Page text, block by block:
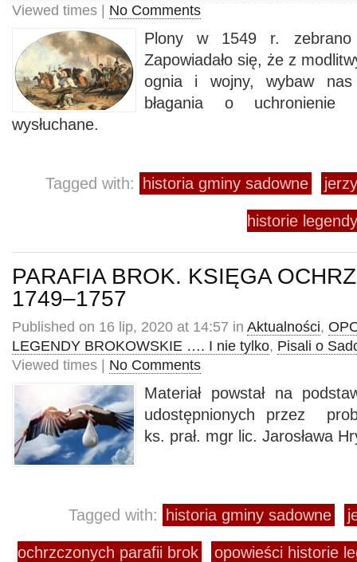
Viewed times | No Comments
Plony w 1549 r.
Zapowiadało się, że z
ognia i wojny, wybaw nas
błagania o uchronienie
wysłuchane.
Tagged with: historia gminy sadowne
historie
PARAFIA BROK. KSIĘGA
1749–1757
Published on 16 lip, 2020 at 14:57 in Aktualności,
LEGENDY BROKOWSKIE …. I nie tylko, Pisali o
Viewed times | No Comments
Materiał powstał na
udostępnionych przez
ks. prał. mgr lic. Jarosława
Tagged with: historia gminy sadowne
ochrzczonych parafii brok opowieści historie